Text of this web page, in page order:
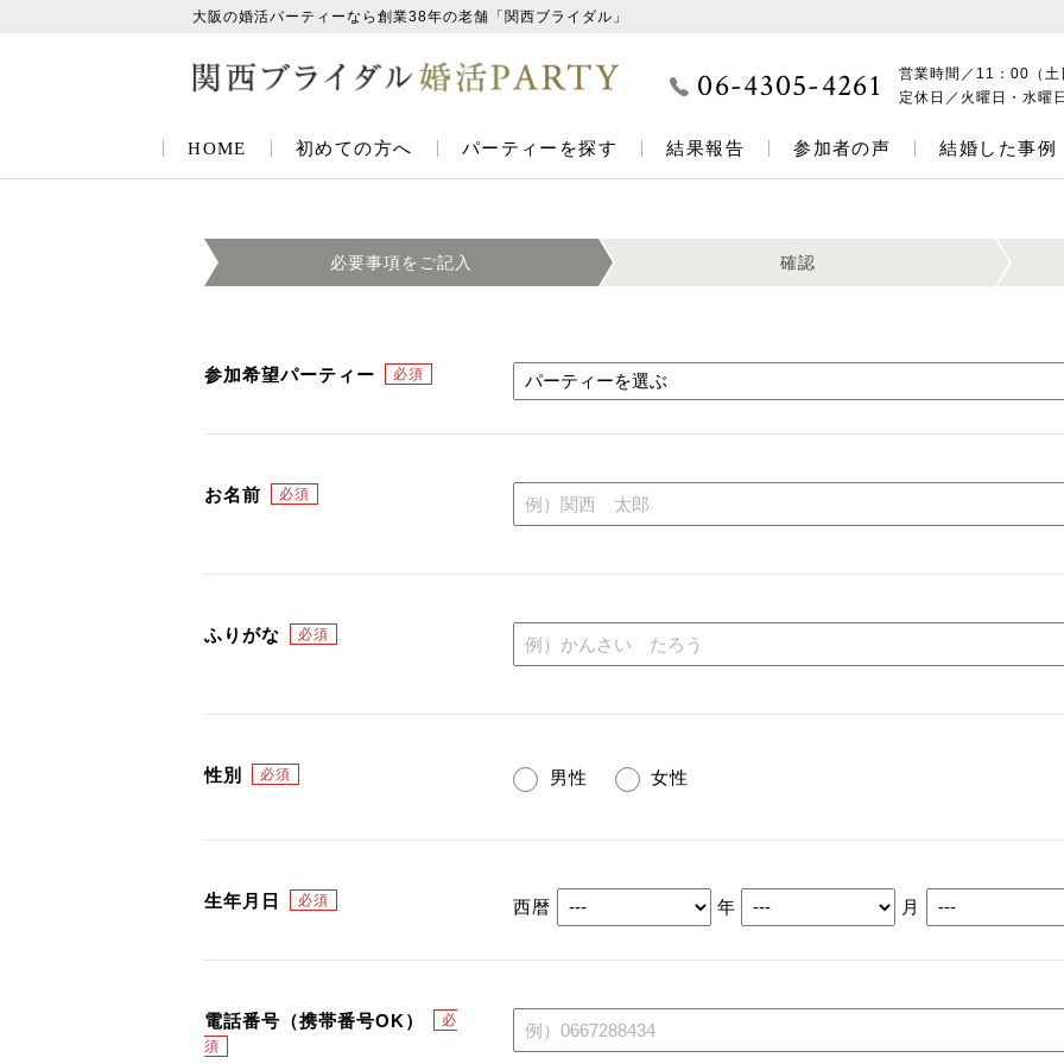
大阪の婚活パーティーなら創業38年の老舗「関西ブライダル」
06-4305-4261 営業時間／ 11：00（
定休日／ 火曜日・水曜
HOME 初めての方へ パーティーを探す 結果報告 参加者の声 結婚した事例
必要事項を ご記入 確認
参加希望パーティー
お名前
ふりがな
性別 男性 女性
生年月日 西暦 年 月
電話番号（携帯番号OK）